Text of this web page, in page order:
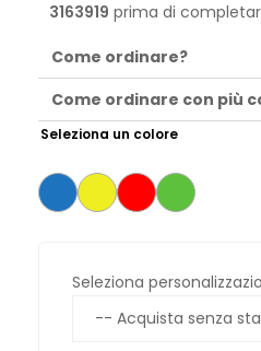
3163919 prima di
Come ordinare?
Come ordinare con più
Seleziona un colore
Seleziona